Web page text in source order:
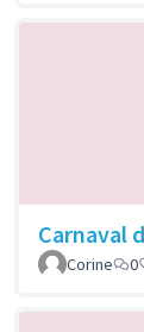
Carnaval
Corine
0